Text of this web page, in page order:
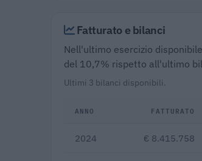
Fatturato e bilanci
Nell'ultimo esercizio
del 10,7% rispetto all'ultimo
Ultimi 3 bilanci disponibili.
ANNO FATTURATO
2024 € 8.415.758